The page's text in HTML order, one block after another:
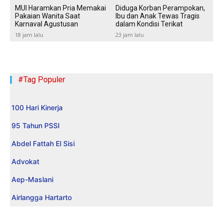
MUI Haramkan Pria Memakai
Pakaian Wanita Saat
Karnaval Agustusan
18 jam lalu
Diduga Korban Perampokan,
Ibu dan Anak Tewas Tragis
dalam Kondisi Terikat
23 jam lalu
#Tag Populer
100 Hari Kinerja
95 Tahun PSSI
Abdel Fattah El Sisi
Advokat
Aep-Maslani
Airlangga Hartarto